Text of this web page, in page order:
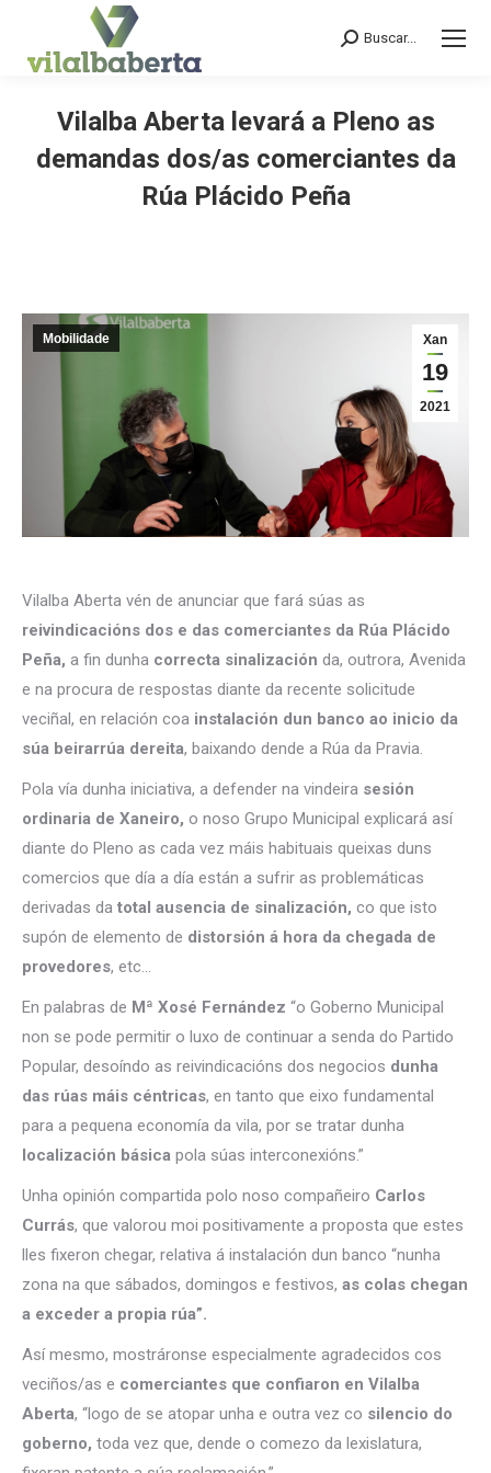
Search:
Buscar...
Vilalba Aberta levará a Pleno as
demandas dos/as comerciantes da
Rúa Plácido Peña
Xan
19
2021
Mobilidade
Vilalba Aberta vén de anunciar que fará súas as
reivindicacións dos e das comerciantes da Rúa Plácido
Peña, a fin dunha correcta sinalización da, outrora, Avenida
e na procura de respostas diante da recente solicitude
veciñal, en relación coa instalación dun banco ao inicio da
súa beirarrúa dereita, baixando dende a Rúa da Pravia.
Pola vía dunha iniciativa, a defender na vindeira sesión
ordinaria de Xaneiro, o noso Grupo Municipal explicará así
diante do Pleno as cada vez máis habituais queixas duns
comercios que día a día están a sufrir as problemáticas
derivadas da total ausencia de sinalización, co que isto
supón de elemento de distorsión á hora da chegada de
provedores, etc…
En palabras de Mª Xosé Fernández “o Goberno Municipal
non se pode permitir o luxo de continuar a senda do Partido
Popular, desoíndo as reivindicacións dos negocios dunha
das rúas máis céntricas, en tanto que eixo fundamental
para a pequena economía da vila, por se tratar dunha
localización básica pola súas interconexións.”
Unha opinión compartida polo noso compañeiro Carlos
Currás, que valorou moi positivamente a proposta que estes
lles fixeron chegar, relativa á instalación dun banco “nunha
zona na que sábados, domingos e festivos, as colas chegan
a exceder a propia rúa”.
Así mesmo, mostráronse especialmente agradecidos cos
veciños/as e comerciantes que confiaron en Vilalba
Aberta, “logo de se atopar unha e outra vez co silencio do
goberno, toda vez que, dende o comezo da lexislatura,